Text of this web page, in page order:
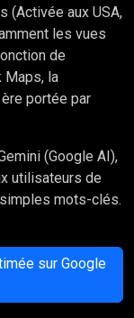
(Activée aux USA,
les vues
de
Maps, la
portée par
(Google AI),
utilisateurs de
mots-clés.
sur Google